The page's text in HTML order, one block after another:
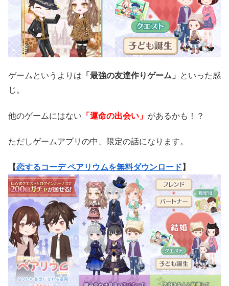
ゲームというよりは 「最強の友達作りゲーム」
といった感
じ。
他のゲームにはない 「運命の出会い」 があるかも！？
ただしゲームアプリの中、限定の話になります。
【恋するコーデ ペアリウムを無料ダウンロード 】